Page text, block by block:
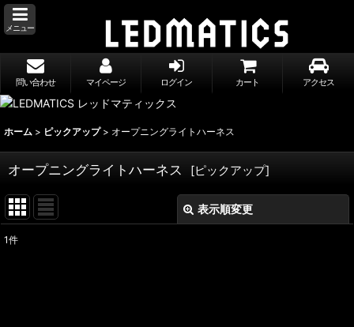
メニュー
問い合わせ マイページ ログイン カート アクセス
ホーム > ピックアップ > オープニングライトハーネス
オープニングライトハーネス [ピックアップ]
表示順変更
1件